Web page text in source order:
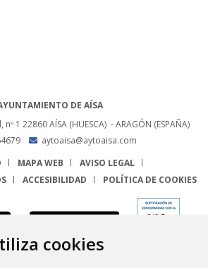
cookies
DE AÍSA
nº 1 22860 AÍSA (HUESCA) - ARAGÓN (ESPAÑA)
aytoaisa@aytoaisa.com
MAPA WEB
AVISO LEGAL
ACCESIBILIDAD POLÍTICA DE COOKIES